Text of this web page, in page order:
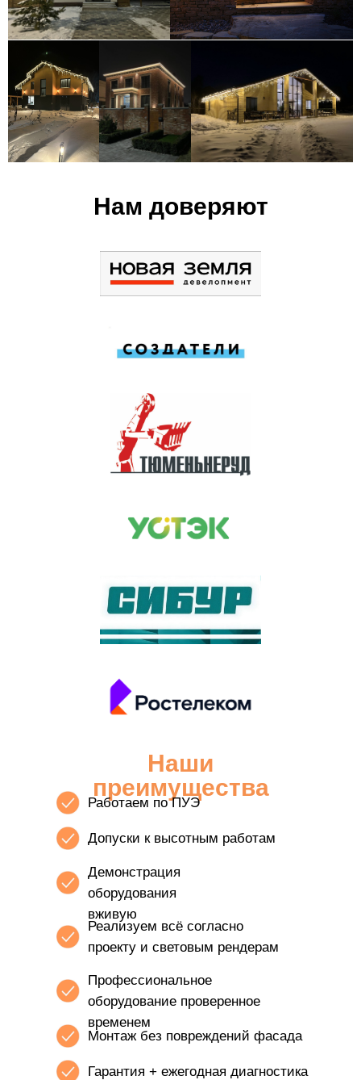
Нам доверяют
Наши
преимущества
Работаем по ПУЭ
Допуски к высотным работам
Демонстрация
оборудования
вживую
Реализуем всё согласно
проекту и световым рендерам
Профессиональное
оборудование проверенное
временем
Монтаж без повреждений фасада
Гарантия + ежегодная диагностика